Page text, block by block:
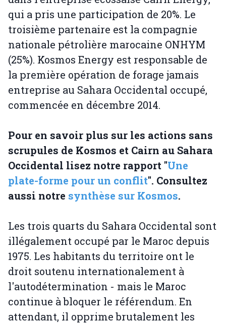
qui a pris une participation de 20%. Le
troisième partenaire est la compagnie
nationale pétrolière marocaine ONHYM
(25%). Kosmos Energy est responsable de
la première opération de forage jamais
entreprise au Sahara Occidental occupé,
commencée en décembre 2014.
Pour en savoir plus sur les actions sans
scrupules de Kosmos et Cairn au Sahara
Occidental lisez notre rapport "Une
plate-forme pour un conflit". Consultez
aussi notre synthèse sur Kosmos.
Les trois quarts du Sahara Occidental sont
illégalement occupé par le Maroc depuis
1975. Les habitants du territoire ont le
droit soutenu internationalement à
l'autodétermination - mais le Maroc
continue à bloquer le référendum. En
attendant, il opprime brutalement les